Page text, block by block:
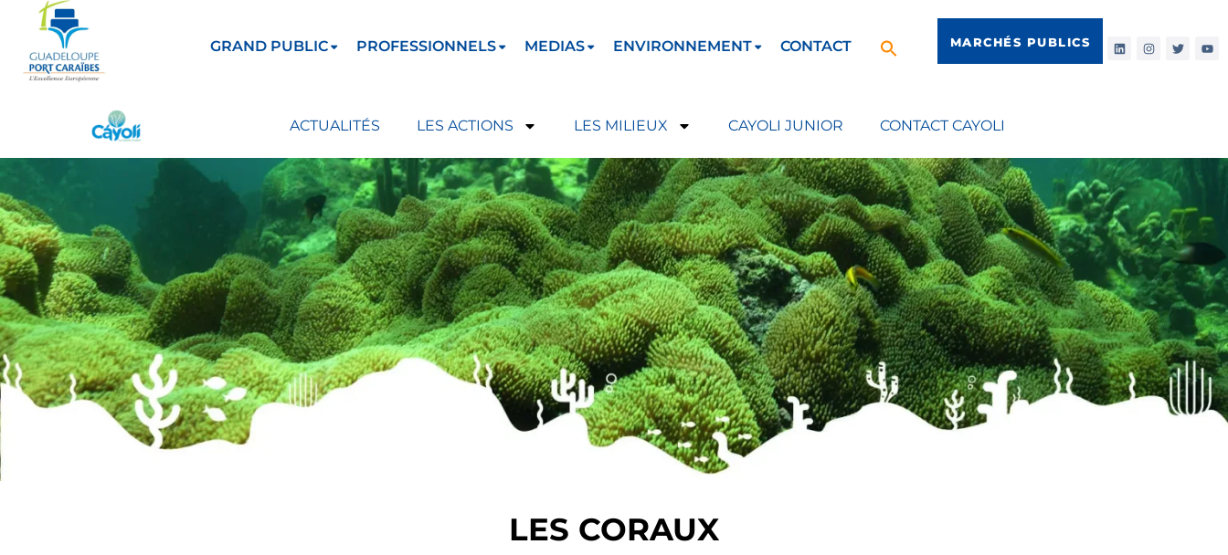
GRAND PUBLIC PROFESSIONNELS MEDIAS ENVIRONNEMENT CONTACT MARCHÉS PUBLICS
ACTUALITÉS LES ACTIONS LES MILIEUX CAYOLI JUNIOR CONTACT CAYOLI
LES CORAUX